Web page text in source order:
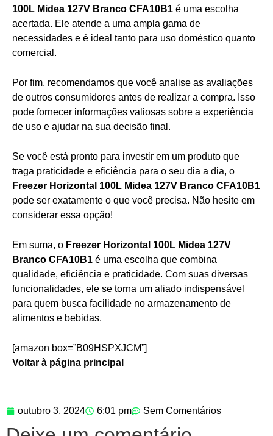
100L Midea 127V Branco CFA10B1 é uma escolha
acertada. Ele atende a uma ampla gama de
necessidades e é ideal tanto para uso doméstico quanto
comercial.
Por fim, recomendamos que você analise as avaliações
de outros consumidores antes de realizar a compra. Isso
pode fornecer informações valiosas sobre a experiência
de uso e ajudar na sua decisão final.
Se você está pronto para investir em um produto que
traga praticidade e eficiência para o seu dia a dia, o
Freezer Horizontal 100L Midea 127V Branco CFA10B1
pode ser exatamente o que você precisa. Não hesite em
considerar essa opção!
Em suma, o Freezer Horizontal 100L Midea 127V
Branco CFA10B1 é uma escolha que combina
qualidade, eficiência e praticidade. Com suas diversas
funcionalidades, ele se torna um aliado indispensável
para quem busca facilidade no armazenamento de
alimentos e bebidas.
[amazon box=”B09HSPXJCM”]
Voltar à página principal
outubro 3, 2024 6:01 pm Sem Comentários